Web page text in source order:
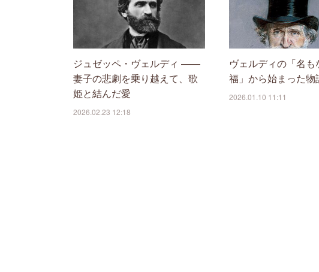
ジュゼッペ・ヴェルディ ――
妻子の悲劇を乗り越えて、歌
姫と結んだ愛
2026.02.23 12:18
ヴェルディの「名も
福」から始まった物
2026.01.10 11:11